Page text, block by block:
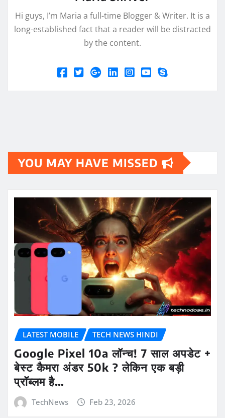
Hi guys, I’m Maria a full-time Blogger & Writer. It is a
long-established fact that a reader will be distracted
by the content.
YOU MAY HAVE MISSED
LATEST MOBILE TECH NEWS HINDI
Google Pixel 10a लॉन्च! 7 साल अपडेट +
बेस्ट कैमरा अंडर 50k ? लेकिन एक बड़ी
प्रॉब्लम है…
TechNews Feb 23, 2026